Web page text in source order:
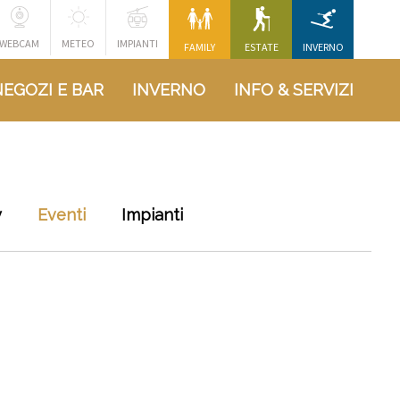
FAMILY ESTATE INVERNO
WEBCAM METEO IMPIANTI
E BAR INVERNO INFO & SERVIZI
Eventi Impianti